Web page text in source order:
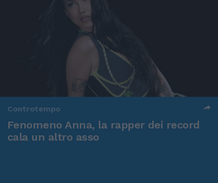
Controtempo
Fenomeno Anna, la rapper dei record
cala un altro asso